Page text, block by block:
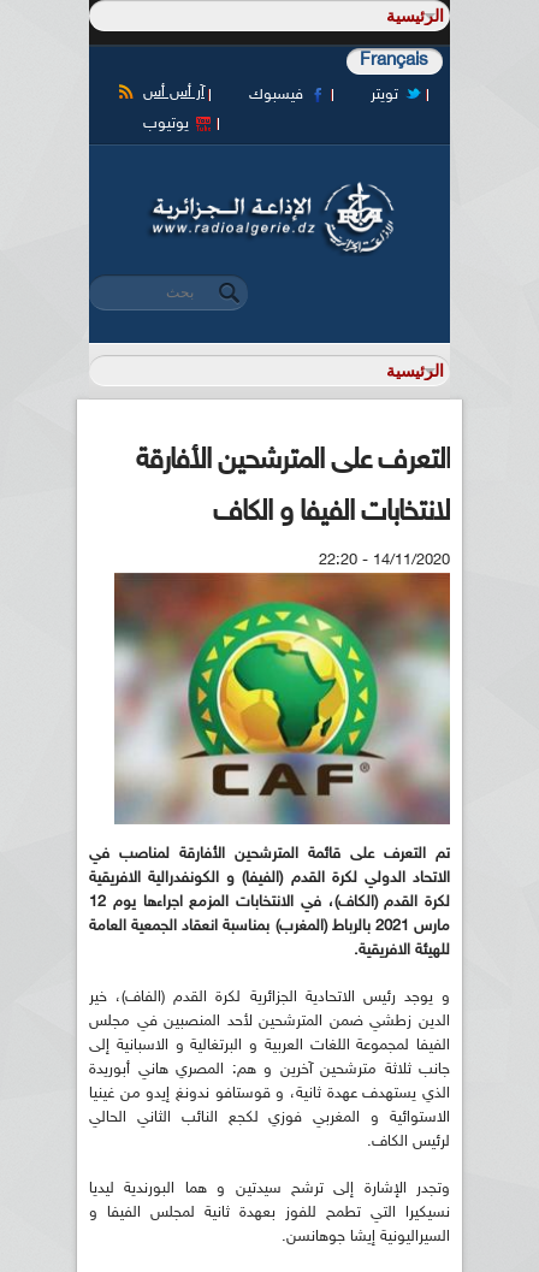
Français
آر أس أس فيسبوك
تويتر
يوتيوب
استمارة البحث
‏بحث ‏
التعرف على المترشحين الأفارقة
لانتخابات الفيفا و الكاف
14/11/2020 - 22:20
تم التعرف على قائمة المترشحين الأفارقة لمناصب في
الاتحاد الدولي لكرة القدم (الفيفا) و الكونفدرالية الافريقية
لكرة القدم (الكاف)، في الانتخابات المزمع اجراءها يوم 12
مارس 2021 بالرباط (المغرب) بمناسبة انعقاد الجمعية العامة
للهيئة الافريقية.
و يوجد رئيس الاتحادية الجزائرية لكرة القدم (الفاف)، خير
الدين زطشي ضمن المترشحين لأحد المنصبين في مجلس
الفيفا لمجموعة اللغات العربية و البرتغالية و الاسبانية إلى
جانب ثلاثة مترشحين آخرين و هم: المصري هاني أبوريدة
الذي يستهدف عهدة ثانية، و قوستافو ندونغ إيدو من غينيا
الاستوائية و المغربي فوزي لكجع النائب الثاني الحالي
لرئيس الكاف.
وتجدر الإشارة إلى ترشح سيدتين و هما البورندية ليديا
نسيكيرا التي تطمح للفوز بعهدة ثانية لمجلس الفيفا و
السيراليونية إيشا جوهانسن.